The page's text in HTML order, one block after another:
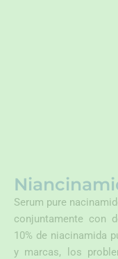
Serum pure
conjuntamente con
10% de niacinamida
y marcas, los